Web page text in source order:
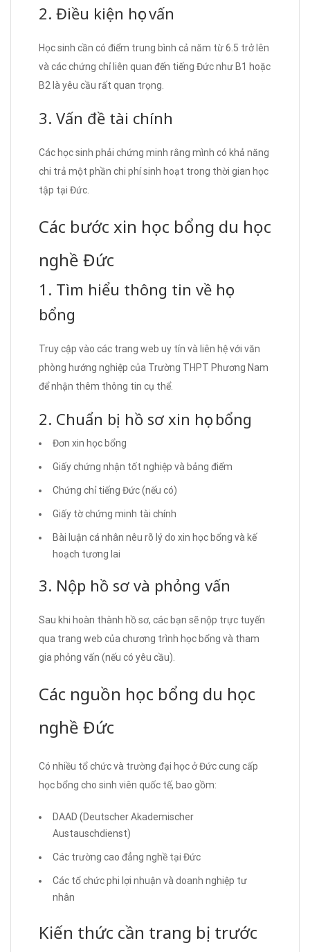
2. Điều kiện học vấn
Học sinh cần có điểm trung bình cả năm từ 6.5 trở lên
và các chứng chỉ liên quan đến tiếng Đức như B1 hoặc
B2 là yêu cầu rất quan trọng.
3. Vấn đề tài chính
Các học sinh phải chứng minh rằng mình có khả năng
chi trả một phần chi phí sinh hoạt trong thời gian học
tập tại Đức.
Các bước xin học bổng du học
nghề Đức
1. Tìm hiểu thông tin về học
bổng
Truy cập vào các trang web uy tín và liên hệ với văn
phòng hướng nghiệp của Trường THPT Phương Nam
để nhận thêm thông tin cụ thể.
2. Chuẩn bị hồ sơ xin học bổng
Đơn xin học bổng
Giấy chứng nhận tốt nghiệp và bảng điểm
Chứng chỉ tiếng Đức (nếu có)
Giấy tờ chứng minh tài chính
Bài luận cá nhân nêu rõ lý do xin học bổng và kế
hoạch tương lai
3. Nộp hồ sơ và phỏng vấn
Sau khi hoàn thành hồ sơ, các bạn sẽ nộp trực tuyến
qua trang web của chương trình học bổng và tham
gia phỏng vấn (nếu có yêu cầu).
Các nguồn học bổng du học
nghề Đức
Có nhiều tổ chức và trường đại học ở Đức cung cấp
học bổng cho sinh viên quốc tế, bao gồm:
DAAD (Deutscher Akademischer
Austauschdienst)
Các trường cao đẳng nghề tại Đức
Các tổ chức phi lợi nhuận và doanh nghiệp tư
nhân
Kiến thức cần trang bị trước